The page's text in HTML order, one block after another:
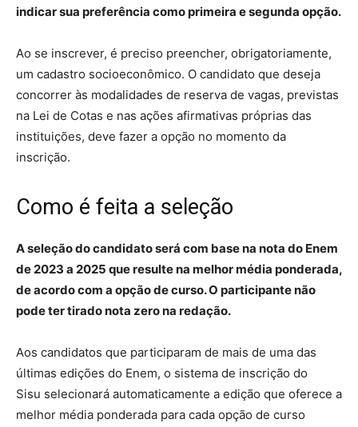
indicar sua preferência como primeira e segunda opção.
Ao se inscrever, é preciso preencher, obrigatoriamente,
um cadastro socioeconômico. O candidato que deseja
concorrer às modalidades de reserva de vagas, previstas
na Lei de Cotas e nas ações afirmativas próprias das
instituições, deve fazer a opção no momento da
inscrição.
Como é feita a seleção
A seleção do candidato será com base na nota do Enem
de 2023 a 2025 que resulte na melhor média ponderada,
de acordo com a opção de curso. O participante não
pode ter tirado nota zero na redação.
Aos candidatos que participaram de mais de uma das
últimas edições do Enem, o sistema de inscrição do
Sisu selecionará automaticamente a edição que oferece a
melhor média ponderada para cada opção de curso